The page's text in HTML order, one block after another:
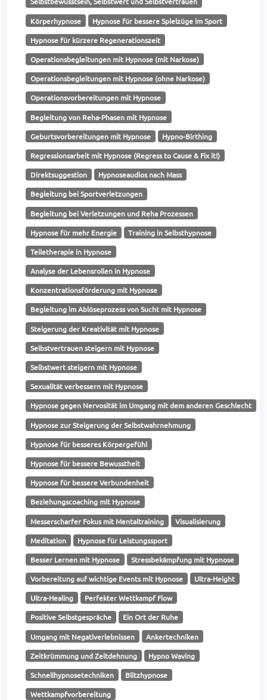
Körperhypnose Hypnose für bessere Spielzüge im Sport
Hypnose für kürzere Regenerationszeit
Operationsbegleitungen mit Hypnose (mit Narkose)
Operationsbegleitungen mit Hypnose (ohne Narkose)
Operationsvorbereitungen mit Hypnose
Begleitung von Reha-Phasen mit Hypnose
Geburtsvorbereitungen mit Hypnose Hypno-Birthing
Regressionsarbeit mit Hypnose (Regress to Cause & Fix it!)
Direktsuggestion Hypnoseaudios nach Mass
Begleitung bei Sportverletzungen
Begleitung bei Verletzungen und Reha Prozessen
Hypnose für mehr Energie Training in Selbsthypnose
Teiletherapie in Hypnose
Analyse der Lebensrollen in Hypnose
Konzentrationsförderung mit Hypnose
Begleitung im Ablöseprozess von Sucht mit Hypnose
Steigerung der Kreativität mit Hypnose
Selbstvertrauen steigern mit Hypnose
Selbstwert steigern mit Hypnose
Sexualität verbessern mit Hypnose
Hypnose gegen Nervosität im Umgang mit dem anderen Geschlecht
Hypnose zur Steigerung der Selbstwahrnehmung
Hypnose für besseres Körpergefühl
Hypnose für bessere Bewusstheit
Hypnose für bessere Verbundenheit
Beziehungscoaching mit Hypnose
Messerscharfer Fokus mit Mentaltraining Visualisierung
Meditation Hypnose für Leistungssport
Besser Lernen mit Hypnose Stressbekämpfung mit Hypnose
Vorbereitung auf wichtige Events mit Hypnose Ultra-Height
Ultra-Healing Perfekter Wettkampf Flow
Positive Selbstgespräche Ein Ort der Ruhe
Umgang mit Negativerlebnissen Ankertechniken
Zeitkrümmung und Zeitdehnung Hypno Waving
Schnellhypnosetechniken Blitzhypnose
Wettkampfvorbereitung